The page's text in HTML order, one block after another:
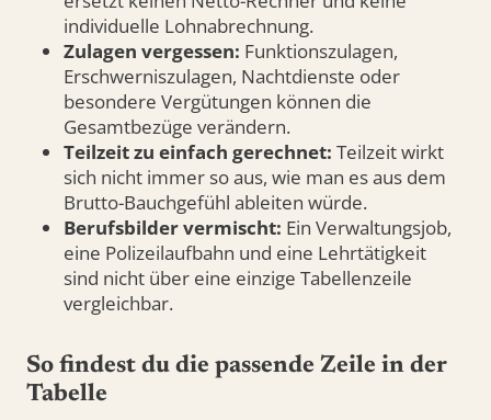
individuelle Lohnabrechnung.
Zulagen vergessen: Funktionszulagen,
Erschwerniszulagen, Nachtdienste oder
besondere Vergütungen können die
Gesamtbezüge verändern.
Teilzeit zu einfach gerechnet: Teilzeit wirkt
sich nicht immer so aus, wie man es aus dem
Brutto-Bauchgefühl ableiten würde.
Berufsbilder vermischt: Ein Verwaltungsjob,
eine Polizeilaufbahn und eine Lehrtätigkeit
sind nicht über eine einzige Tabellenzeile
vergleichbar.
So findest du die passende Zeile in der
Tabelle